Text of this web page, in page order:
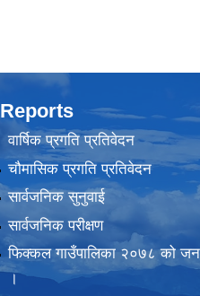
Reports
वार्षिक प्रगति प्रतिवेदन
चौमासिक प्रगति प्रतिवेदन
सार्वजनिक सुनुवाई
सार्वजनिक परीक्षण
फिक्कल गाउँपालिका २०७८ को
।